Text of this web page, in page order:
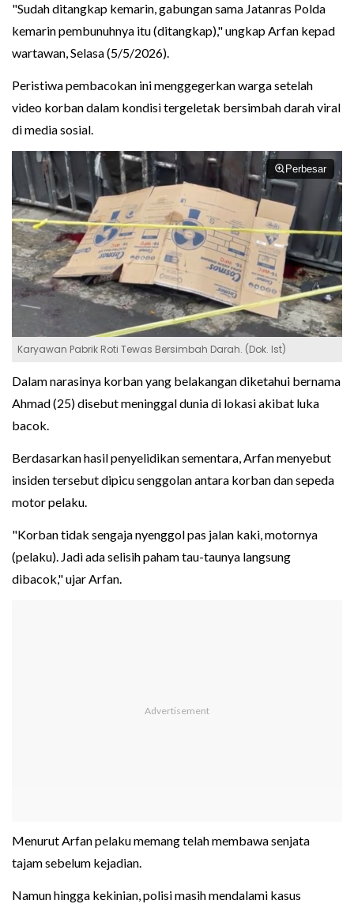
"Sudah ditangkap kemarin, gabungan sama Jatanras Polda
kemarin pembunuhnya itu (ditangkap)," ungkap Arfan kepad
wartawan, Selasa (5/5/2026).
Peristiwa pembacokan ini menggegerkan warga setelah
video korban dalam kondisi tergeletak bersimbah darah viral
di media sosial.
Perbesar
Karyawan Pabrik Roti Tewas Bersimbah Darah. (Dok. Ist)
Dalam narasinya korban yang belakangan diketahui bernama
Ahmad (25) disebut meninggal dunia di lokasi akibat luka
bacok.
Berdasarkan hasil penyelidikan sementara, Arfan menyebut
insiden tersebut dipicu senggolan antara korban dan sepeda
motor pelaku.
"Korban tidak sengaja nyenggol pas jalan kaki, motornya
(pelaku). Jadi ada selisih paham tau-taunya langsung
dibacok," ujar Arfan.
Menurut Arfan pelaku memang telah membawa senjata
tajam sebelum kejadian.
Namun hingga kekinian, polisi masih mendalami kasus